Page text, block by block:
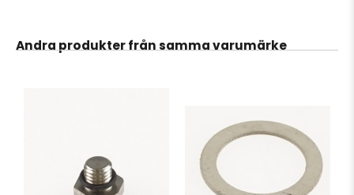
Andra produkter från samma varumärke